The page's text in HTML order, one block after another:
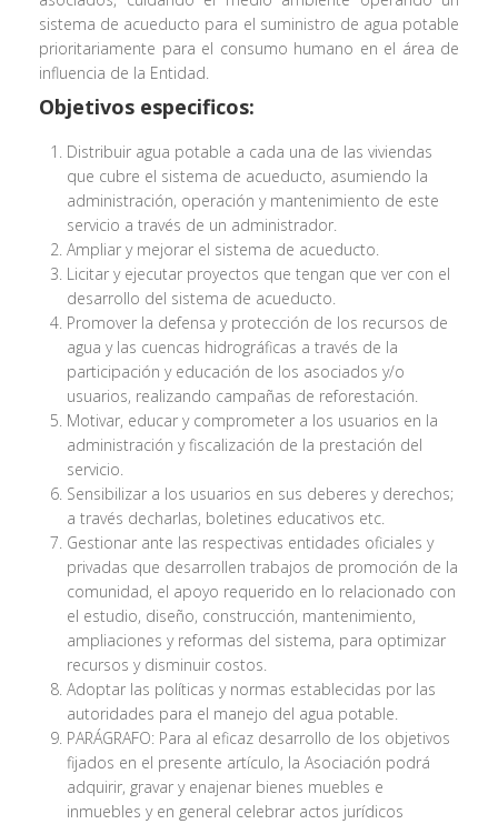
sistema de acueducto para el suministro de agua potable
prioritariamente para el consumo humano en el área de
influencia de la Entidad.
Objetivos especificos:
Distribuir agua potable a cada una de las viviendas
que cubre el sistema de acueducto, asumiendo la
administración, operación y mantenimiento de este
servicio a través de un administrador.
Ampliar y mejorar el sistema de acueducto.
Licitar y ejecutar proyectos que tengan que ver con el
desarrollo del sistema de acueducto.
Promover la defensa y protección de los recursos de
agua y las cuencas hidrográficas a través de la
participación y educación de los asociados y/o
usuarios, realizando campañas de reforestación.
Motivar, educar y comprometer a los usuarios en la
administración y fiscalización de la prestación del
servicio.
Sensibilizar a los usuarios en sus deberes y derechos;
a través decharlas, boletines educativos etc.
Gestionar ante las respectivas entidades oficiales y
privadas que desarrollen trabajos de promoción de la
comunidad, el apoyo requerido en lo relacionado con
el estudio, diseño, construcción, mantenimiento,
ampliaciones y reformas del sistema, para optimizar
recursos y disminuir costos.
Adoptar las políticas y normas establecidas por las
autoridades para el manejo del agua potable.
PARÁGRAFO: Para al eficaz desarrollo de los objetivos
fijados en el presente artículo, la Asociación podrá
adquirir, gravar y enajenar bienes muebles e
inmuebles y en general celebrar actos jurídicos